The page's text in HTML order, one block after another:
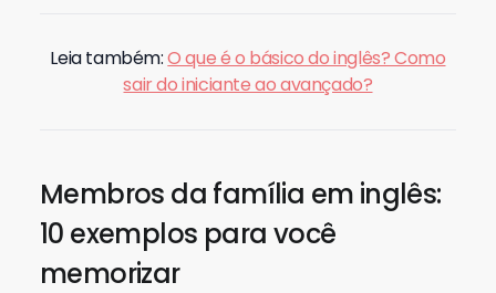
Leia também:O que é o básico do inglês? Como
sair do iniciante ao avançado?
Membros da família em inglês:
10 exemplos para você
memorizar